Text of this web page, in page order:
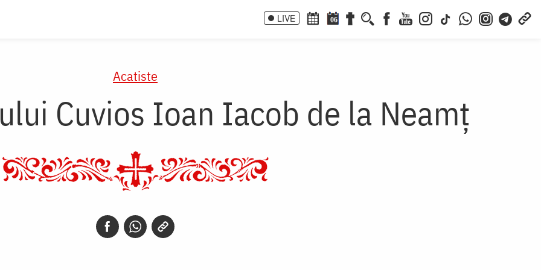
LIVE 06
Acatiste
Cuvios Ioan Iacob de la Neamț